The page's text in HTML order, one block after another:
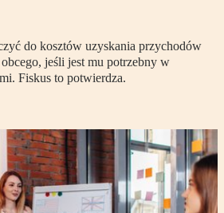
do kosztów uzyskania przychodów
jeśli jest mu potrzebny w
Fiskus to potwierdza.